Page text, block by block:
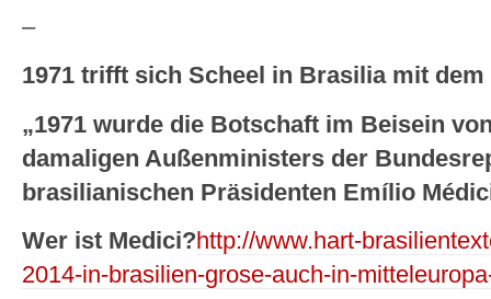
–
1971 trifft sich Scheel in Brasilia mit
„1971 wurde die Botschaft im Beisein
damaligen Außenministers der
brasilianischen Präsidenten Emílio
Wer ist Medici?http://www.hart-
2014-in-brasilien-grose-auch-in-